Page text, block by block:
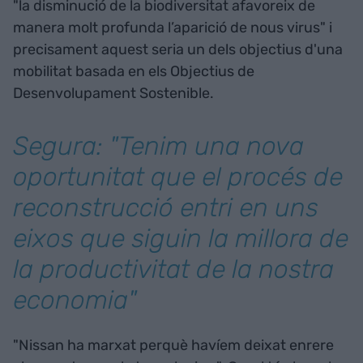
"la disminució de la biodiversitat afavoreix de
manera molt profunda l’aparició de nous virus" i
precisament aquest seria un dels objectius d'una
mobilitat basada en els Objectius de
Desenvolupament Sostenible.
Segura: "Tenim una nova
oportunitat que el procés de
reconstrucció entri en uns
eixos que siguin la millora de
la productivitat de la nostra
economia"
"Nissan ha marxat perquè havíem deixat enrere